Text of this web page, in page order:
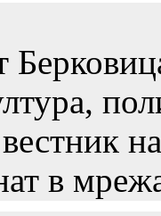
вестник
в